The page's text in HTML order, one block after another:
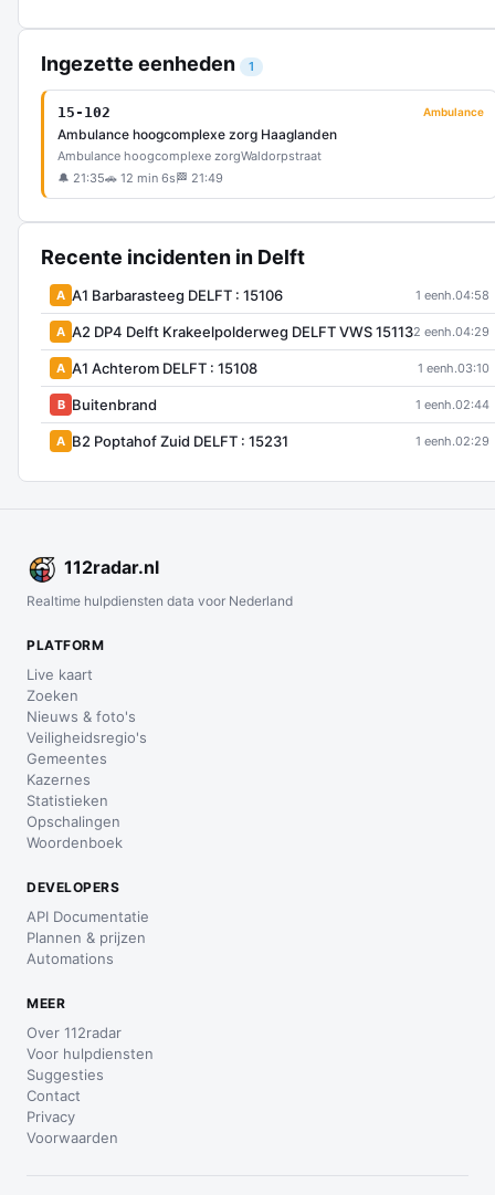
Ingezette eenheden 1
15-102 Ambulance
Ambulance hoogcomplexe zorg Haaglanden
Ambulance hoogcomplexe zorgWaldorpstraat
🔔 21:35🚗 12 min 6s 🏁 21:49
Recente incidenten in Delft
A A1 Barbarasteeg DELFT : 15106 1 eenh.04:58
A A2 DP4 Delft Krakeelpolderweg DELFT VWS 151132 eenh.04:29
A A1 Achterom DELFT : 15108 1 eenh.03:10
B Buitenbrand 1 eenh.02:44
A B2 Poptahof Zuid DELFT : 15231 1 eenh.02:29
112radar.nl
Realtime hulpdiensten data voor Nederland
PLATFORM
Live kaart
Zoeken
Nieuws & foto's
Veiligheidsregio's
Gemeentes
Kazernes
Statistieken
Opschalingen
Woordenboek
DEVELOPERS
API Documentatie
Plannen & prijzen
Automations
MEER
Over 112radar
Voor hulpdiensten
Suggesties
Contact
Privacy
Voorwaarden